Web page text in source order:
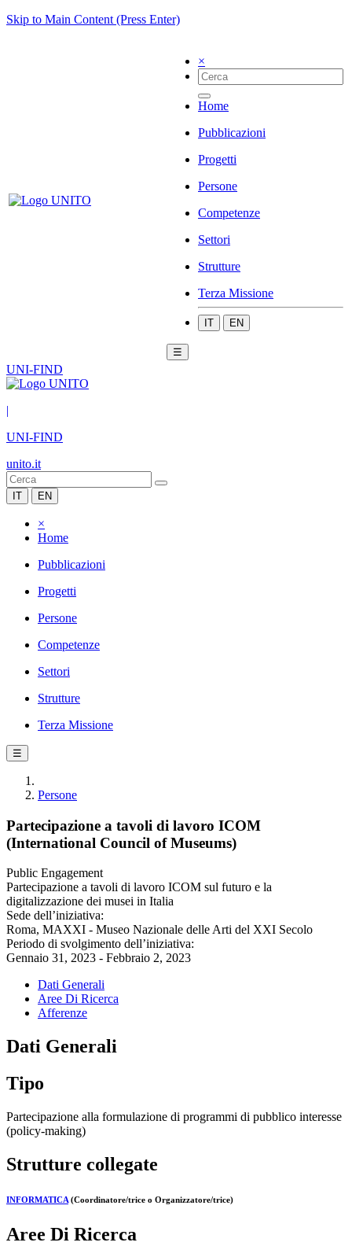
Skip to Main Content (Press Enter)
×
Home
Pubblicazioni
Progetti
Persone
Competenze
Settori
Strutture
Terza Missione
IT EN
☰
UNI-FIND
|
UNI-FIND
unito.it
IT EN
×
Home
Pubblicazioni
Progetti
Persone
Competenze
Settori
Strutture
Terza Missione
☰
Persone
Partecipazione a tavoli di lavoro ICOM
(International Council of Museums)
Public Engagement
Partecipazione a tavoli di lavoro ICOM sul futuro e la
digitalizzazione dei musei in Italia
Sede dell’iniziativa:
Roma, MAXXI - Museo Nazionale delle Arti del XXI Secolo
Periodo di svolgimento dell’iniziativa:
Gennaio 31, 2023 - Febbraio 2, 2023
Dati Generali
Aree Di Ricerca
Afferenze
Dati Generali
Tipo
Partecipazione alla formulazione di programmi di pubblico interesse
(policy-making)
Strutture collegate
INFORMATICA (Coordinatore/trice o Organizzatore/trice)
Aree Di Ricerca